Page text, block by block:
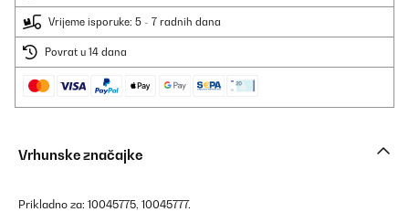
Vrijeme isporuke: 5 - 7 radnih dana
Povrat u 14 dana
Vrhunske značajke
Prikladno za: 10045775, 10045777.